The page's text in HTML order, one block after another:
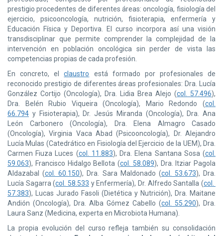
prestigio procedentes de diferentes áreas: oncología, fisiología del
ejercicio, psicooncología, nutrición, fisioterapia, enfermería y
Educación Física y Deportiva. El curso incorpora así una visión
transdisciplinar que permite comprender la complejidad de la
intervención en población oncológica sin perder de vista las
competencias propias de cada profesión.
En concreto, elclaustro está formado por profesionales de
reconocido prestigio de diferentes áreas profesionales: Dra. Lucía
González Cortijo (Oncología), Dra. Lidia Brea Alejo (col. 57.496),
Dra. Belén Rubio Viqueira (Oncología), Mario Redondo (col.
66.794 y Fisioterapia), Dr. Jesús Miranda (Oncología), Dra. Ana
León Carbonero (Oncología), Dra. Elena Almagro Casado
(Oncología), Virginia Vaca Abad (Psicooncología), Dr. Alejandro
Lucía Mulas (Catedrático en Fisiología del Ejercicio de la UEM), Dra.
Carmen Fiuza Luces (col. 11.883), Dra. Elena Santana Sosa (col.
59.063), Francisco Hidalgo Bellota (col. 58.089), Dra. Itziar Pagola
Aldazabal (col. 60.150), Dra. Sara Maldonado (col. 53.673), Dra.
Lucía Sagarra (col. 58.533 y Enfermería), Dr. Alfredo Santalla (col.
57.383), Lucas Jurado Fasoli (Dietética y Nutrición), Dra. Maitane
Andión (Oncología), Dra. Alba Gómez Cabello (col. 55.290), Dra.
Laura Sanz (Medicina, experta en Microbiota Humana).
La propia evolución del curso refleja también su consolidación